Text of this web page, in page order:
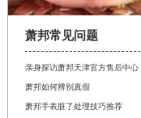
萧邦常见问题
亲身探访萧邦天津官方售后中心
萧邦如何辨别真假
萧邦手表脏了处理技巧推荐